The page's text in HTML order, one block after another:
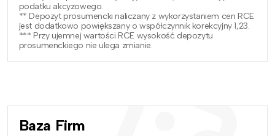
podatku akcyzowego.
** Depozyt prosumencki naliczany z wykorzystaniem cen RCE
jest dodatkowo powiększany o współczynnik korekcyjny 1,23.
*** Przy ujemnej wartości RCE wysokość depozytu
prosumenckiego nie ulega zmianie.
Baza Firm